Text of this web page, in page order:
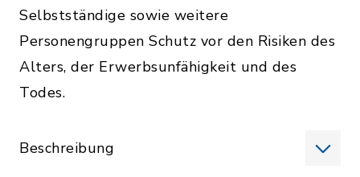
Selbstständige sowie weitere
Personengruppen Schutz vor den Risiken des
Alters, der Erwerbsunfähigkeit und des
Todes.
Beschreibung